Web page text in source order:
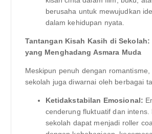
berusaha untuk mewujudkan
dalam kehidupan nyata.
Tantangan Kisah Kasih di Sekolah:
yang Menghadang Asmara Muda
Meskipun penuh dengan
sekolah juga diwarnai oleh berbagai
Ketidakstabilan Emosional:
cenderung fluktuatif dan intens.
sekolah dapat menjadi roller